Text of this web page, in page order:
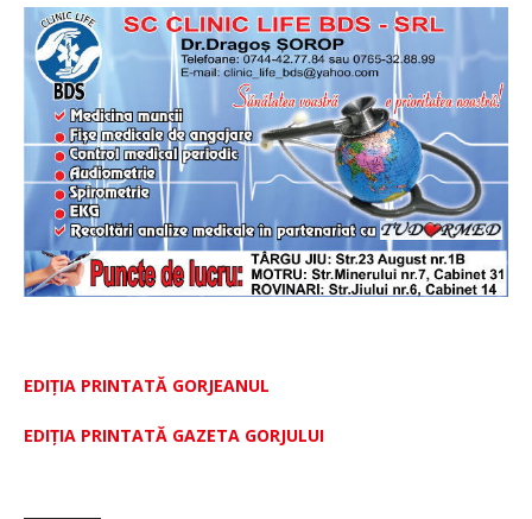
EDIȚIA PRINTATĂ GORJEANUL
EDIŢIA PRINTATĂ GAZETA GORJULUI